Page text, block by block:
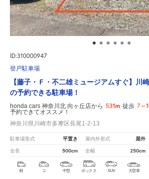
ID:310000947
登戸駐車場
【藤子・Ｆ・不二雄ミュージアムすぐ】川
の予約できる駐車場！
honda cars 神奈川北 向ヶ丘店から 531m 徒歩 7～
予約できてオススメ！
神奈川県川崎市多摩区長尾1-2-13
駐車場形式 平置き 屋内外形式 屋外
全長 500cm 全幅 250cm
軽 コ 中型 ボックス SUV 大型車